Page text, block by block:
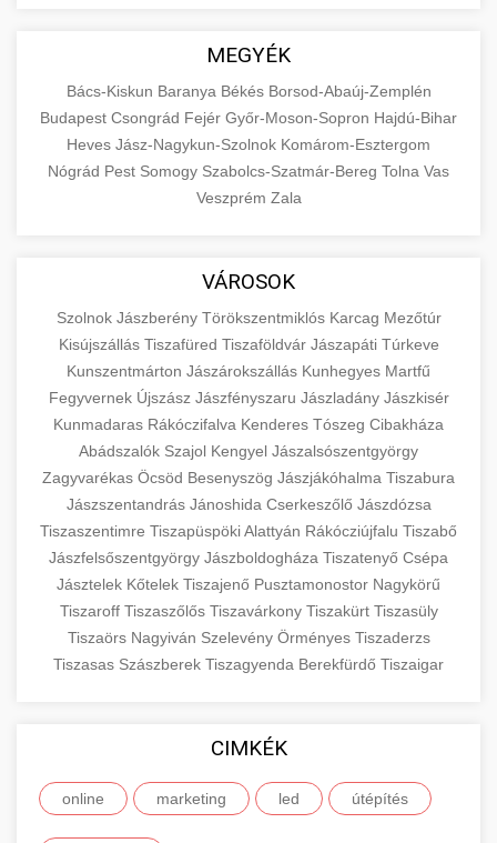
MEGYÉK
Bács-Kiskun Baranya Békés Borsod-Abaúj-Zemplén
Budapest Csongrád Fejér Győr-Moson-Sopron Hajdú-Bihar
Heves Jász-Nagykun-Szolnok Komárom-Esztergom
Nógrád Pest Somogy Szabolcs-Szatmár-Bereg Tolna Vas
Veszprém Zala
VÁROSOK
Szolnok Jászberény Törökszentmiklós Karcag Mezőtúr
Kisújszállás Tiszafüred Tiszaföldvár Jászapáti Túrkeve
Kunszentmárton Jászárokszállás Kunhegyes Martfű
Fegyvernek Újszász Jászfényszaru Jászladány Jászkisér
Kunmadaras Rákóczifalva Kenderes Tószeg Cibakháza
Abádszalók Szajol Kengyel Jászalsószentgyörgy
Zagyvarékas Öcsöd Besenyszög Jászjákóhalma Tiszabura
Jászszentandrás Jánoshida Cserkeszőlő Jászdózsa
Tiszaszentimre TiszapüspökiAlattyán Rákócziújfalu Tiszabő
Jászfelsőszentgyörgy Jászboldogháza Tiszatenyő Csépa
Jásztelek Kőtelek Tiszajenő Pusztamonostor Nagykörű
Tiszaroff Tiszaszőlős Tiszavárkony Tiszakürt Tiszasüly
Tiszaörs Nagyiván Szelevény Örményes Tiszaderzs
Tiszasas Szászberek Tiszagyenda Berekfürdő Tiszaigar
CIMKÉK
online marketing led útépítés